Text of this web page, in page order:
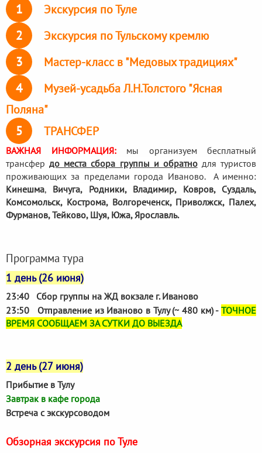
1 Экскурсия по Туле
2 Экскурсия по Тульскому кремлю
3 Мастер-класс в "Медовых традициях"
4
Музей-усадьба Л.Н.Толстого "Ясная
Поляна"
5 ТРАНСФЕР
ВАЖНАЯ ИНФОРМАЦИЯ:мы организуем бесплатный
трансфердо места сбора группы и обратнодля туристов
проживающих за пределами города Иваново. А именно:
Кинешма, Вичуга, Родники, Владимир, Ковров, Суздаль,
Комсомольск, Кострома, Волгореченск, Приволжск, Палех,
Фурманов, Тейково, Шуя, Южа, Ярославль.
Программа тура
1 день (26 июня)
23:40 Сбор группы на ЖД вокзале г. Иваново
23:50 Отправление из Иваново в Тулу (~ 480 км) - ТОЧНОЕ
ВРЕМЯ СООБЩАЕМ ЗА СУТКИ ДО ВЫЕЗДА
2 день (27 июня)
Прибытие в Тулу
Завтрак в кафе города
Встреча с экскурсоводом
Обзорная экскурсия по Туле